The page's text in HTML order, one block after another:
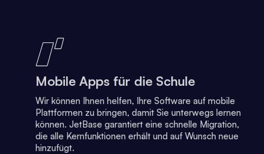
Mobile Apps für die Schule
Wir können Ihnen helfen, Ihre Software auf mobile
Plattformen zu bringen, damit Sie unterwegs lernen
können. JetBase garantiert eine schnelle Migration,
die alle Kernfunktionen erhält und auf Wunsch neue
hinzufügt.